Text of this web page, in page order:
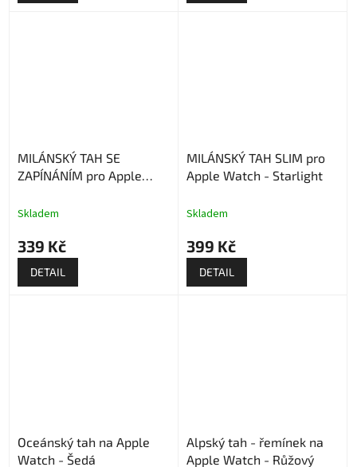
MILÁNSKÝ TAH SE
ZAPÍNÁNÍM pro Apple
Skladem
339 Kč
DETAIL
MILÁNSKÝ TAH SLIM pro
Apple Watch - Starlight
Skladem
399 Kč
DETAIL
Oceánský tah na Apple
Watch - Šedá
Alpský tah - řemínek na
Apple Watch - Růžový